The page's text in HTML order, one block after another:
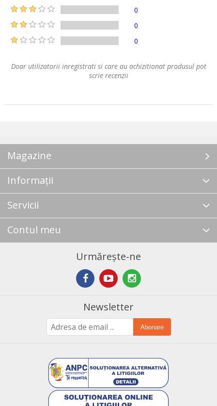
0
0
0
Doar utilizatorii inregistrati si care au achizitionat produsul pot
scrie recenzii
Magazine
Informații
Servicii
Contul meu
Urmărește-ne
Newsletter
Abonare